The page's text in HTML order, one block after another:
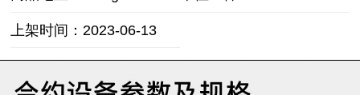
上架时间：2023-06-13